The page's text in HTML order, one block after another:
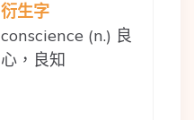
衍生字
conscience (n.) 良
心，良知